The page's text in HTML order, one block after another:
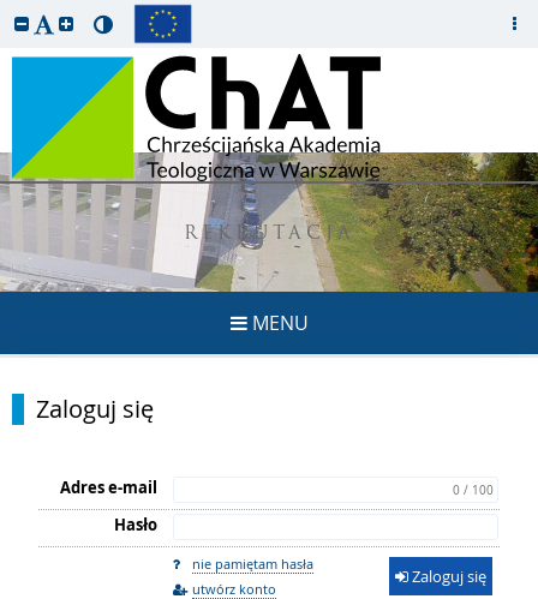
REKRUTACJA
MENU
Zaloguj się
Adres e-mail 0 / 100
Hasło
nie pamiętam hasła
utwórz konto
Zaloguj się